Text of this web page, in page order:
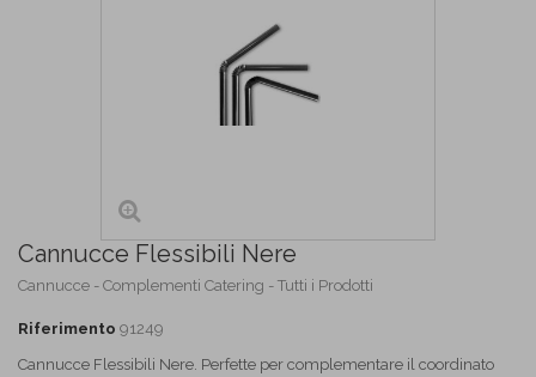
Cannucce Flessibili Nere
Cannucce - Complementi Catering - Tutti i Prodotti
Riferimento 91249
Cannucce Flessibili Nere. Perfette per complementare il coordinato